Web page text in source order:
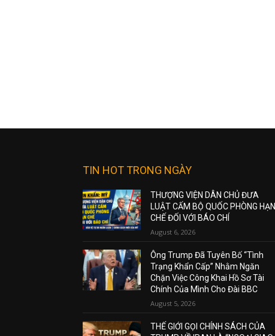
TIN HOT TRONG NGÀY
THƯỢNG VIỆN DÂN CHỦ ĐƯA
LUẬT CẤM BỘ QUỐC PHÒNG HẠN
CHẾ ĐỐI VỚI BÁO CHÍ
August 6, 2026
Ông Trump Đã Tuyên Bố “Tình
Trạng Khẩn Cấp” Nhằm Ngăn
Chặn Việc Công Khai Hồ Sơ Tài
Chính Của Mình Cho Đài BBC
August 5, 2026
THẾ GIỚI GỌI CHÍNH SÁCH CỦA